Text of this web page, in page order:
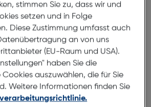
Tasten
– 1200 – 1600
an der Maus
stimmen Sie zu, dass wir und
setzen und in Folge
Diese Zustimmung umfasst auch
an von uns
(EU-Raum und USA).
haben Sie die
auszuwählen, die für Sie
Weitere Informationen finden Sie